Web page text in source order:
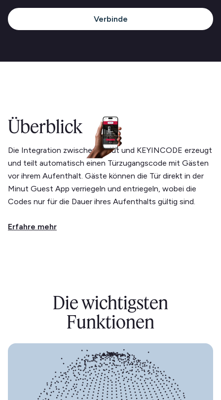
Verbinde
Überblick
Die Integration zwischen Minut und KEYINCODE erzeugt
und teilt automatisch einen Türzugangscode mit Gästen
vor ihrem Aufenthalt. Gäste können die Tür direkt in der
Minut Guest App verriegeln und entriegeln, wobei die
Codes nur für die Dauer ihres Aufenthalts gültig sind.
Erfahre mehr
Die wichtigsten
Funktionen